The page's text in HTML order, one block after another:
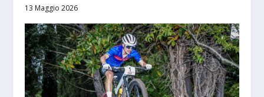
13 Maggio 2026